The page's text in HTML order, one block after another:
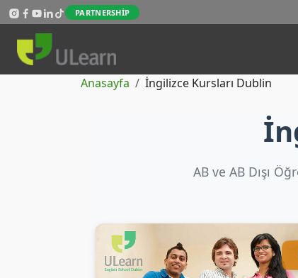
Skip to main content
PARTNERSHIP
Sayfa yolu
Anasayfa İngilizce Kursları Dublin
AB ve AB Dışı